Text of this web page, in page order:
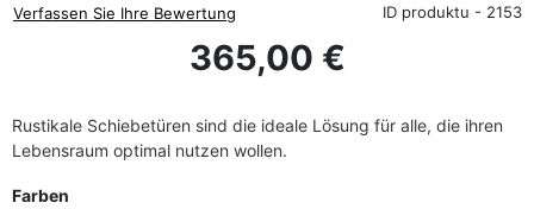
Verfassen Sie Ihre Bewertung ID produktu - 2153
365,00 €
Rustikale Schiebetüren sind die ideale Lösung für alle, die ihren
Lebensraum optimal nutzen wollen.
Farben